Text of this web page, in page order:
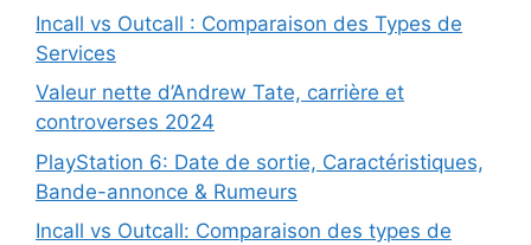
Incall vs Outcall : Comparaison des Types de
Services
Valeur nette d’Andrew Tate, carrière et
controverses 2024
PlayStation 6: Date de sortie, Caractéristiques,
Bande-annonce & Rumeurs
Incall vs Outcall: Comparaison des types de